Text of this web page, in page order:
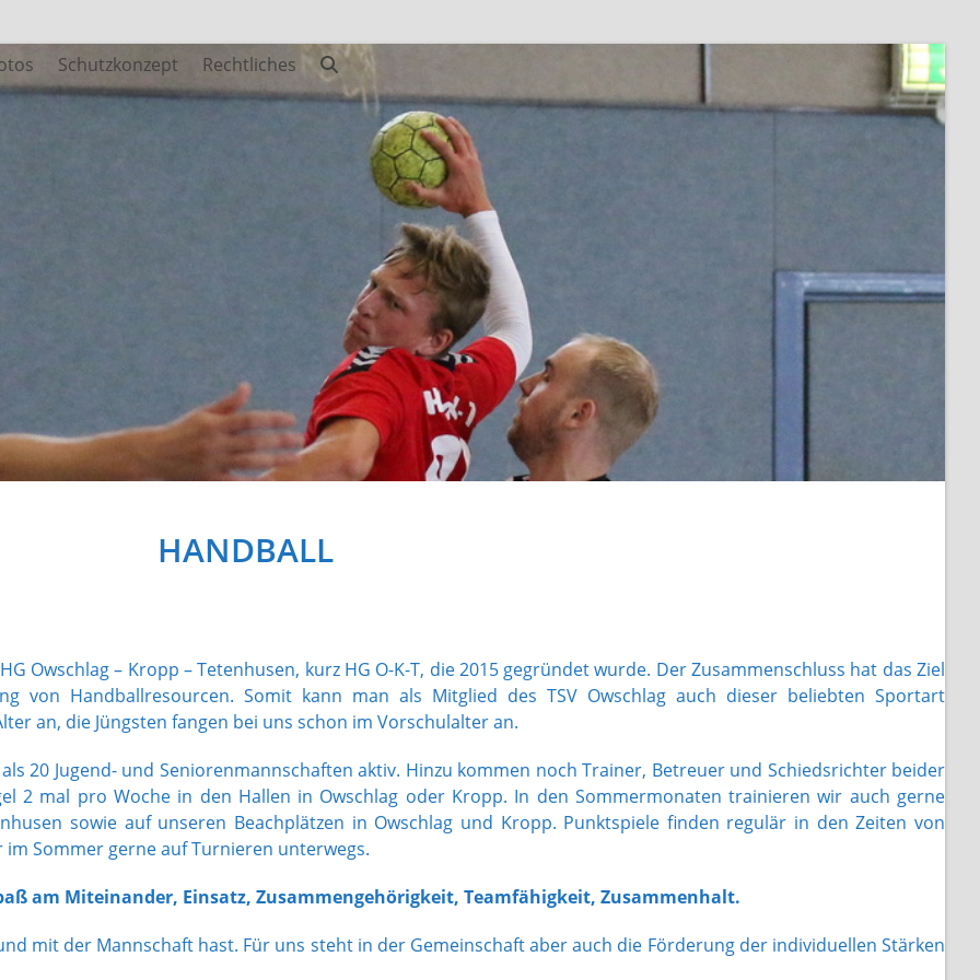
Schutzkonzept Rechtliches
HANDBALL
Owschlag – Kropp – Tetenhusen, kurz HG O-K-T, die 2015 gegründet wurde. Der Zusammenschluss hat das Ziel
von Handballresourcen. Somit kann man als Mitglied des TSV Owschlag auch dieser beliebten Sportart
an, die Jüngsten fangen bei uns schon im Vorschulalter an.
20 Jugend- und Seniorenmannschaften aktiv. Hinzu kommen noch Trainer, Betreuer und Schiedsrichter beider
2 mal pro Woche in den Hallen in Owschlag oder Kropp. In den Sommermonaten trainieren wir auch gerne
sowie auf unseren Beachplätzen in Owschlag und Kropp. Punktspiele finden regulär in den Zeiten von
Sommer gerne auf Turnieren unterwegs.
am Miteinander, Einsatz, Zusammengehörigkeit, Teamfähigkeit, Zusammenhalt.
mit der Mannschaft hast. Für uns steht in der Gemeinschaft aber auch die Förderung der individuellen Stärken